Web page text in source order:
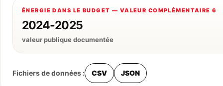
ÉNERGIE DANS LE BUDGET — VALEUR COMPLÉMENTAIRE 6
2024-2025
valeur publique documentée
Fichiers de données : CSV JSON